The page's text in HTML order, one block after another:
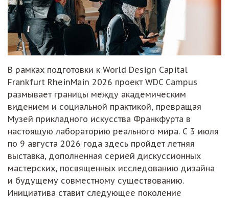
В рамках подготовки к World Design Capital
Frankfurt RheinMain 2026 проект WDC Campus
размывает границы между академическим
видением и социальной практикой, превращая
Музей прикладного искусства Франкфурта в
настоящую лабораторию реального мира. С 3 июля
по 9 августа 2026 года здесь пройдет летняя
выставка, дополненная серией дискуссионных
мастерских, посвященных исследованию дизайна
и будущему совместному существованию.
Инициатива ставит следующее поколение